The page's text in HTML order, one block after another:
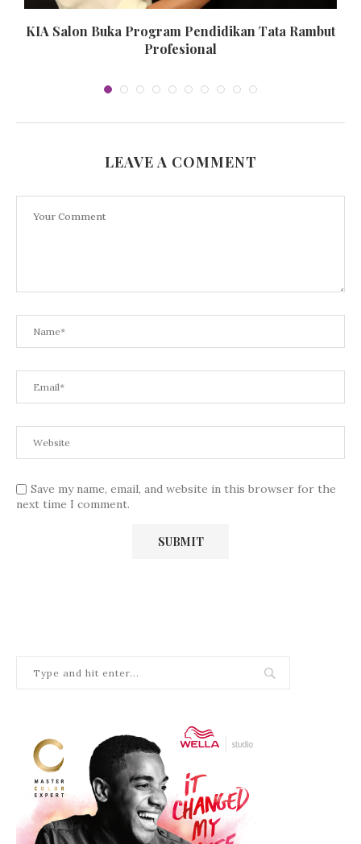
KIA Salon Buka Program Pendidikan Tata Rambut
Profesional
LEAVE A COMMENT
Save my name, email, and website in this browser for the
next time I comment.